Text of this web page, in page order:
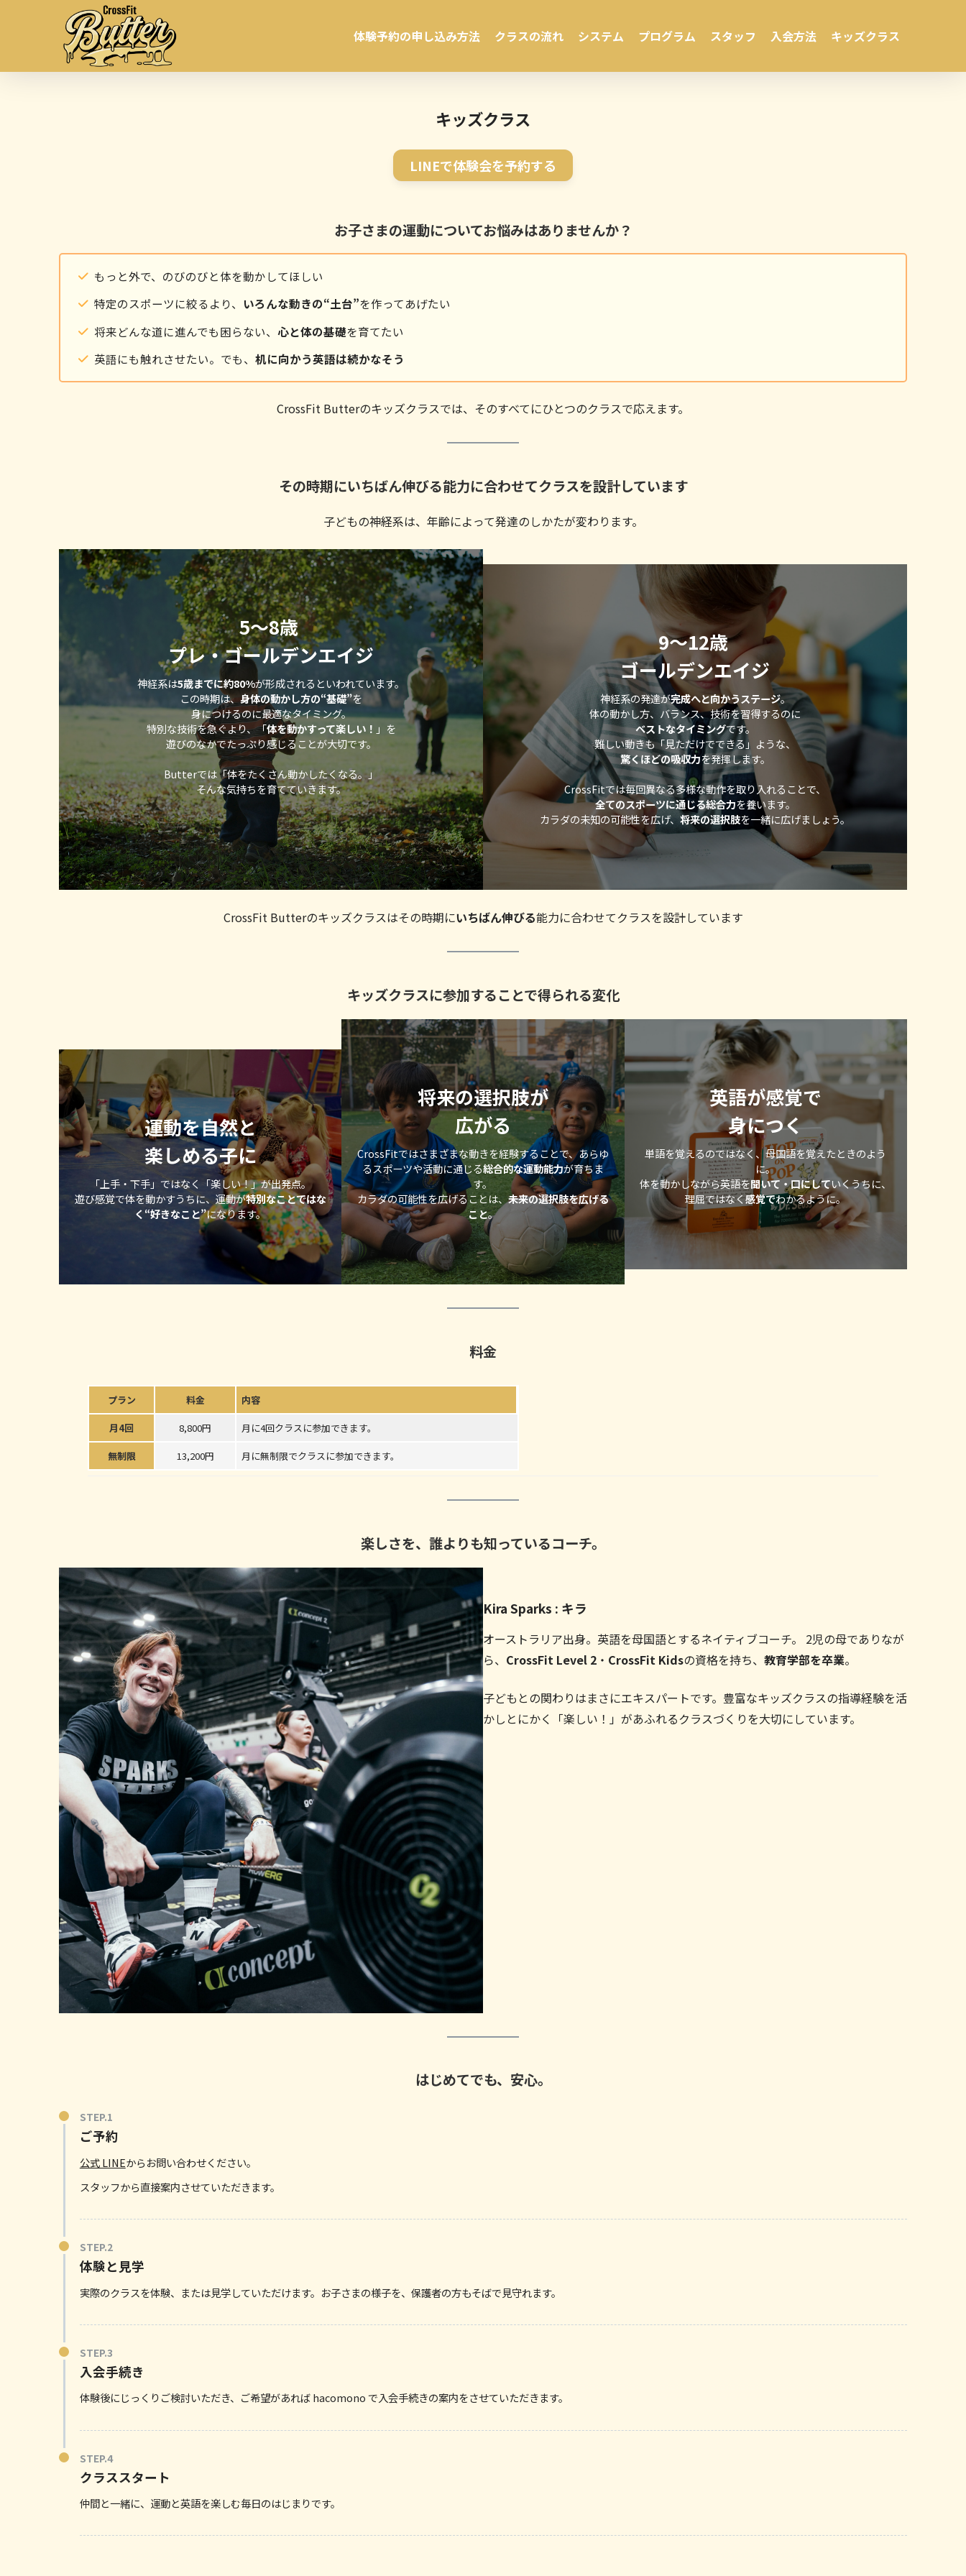
体験予約の申し込み方法 クラスの流れ システム プログラム スタッフ 入会方法 キッズクラス
キッズクラス
LINEで体験会を予約する
お子さまの運動についてお悩みはありませんか？
もっと外で、のびのびと体を動かしてほしい
特定のスポーツに絞るより、 いろんな動きの“土台”を作ってあげたい
将来どんな道に進んでも困らない、 心と体の基礎を育てたい
英語にも触れさせたい。でも、 机に向かう英語は続かなそう
CrossFit Butterのキッズクラスでは、そのすべてにひとつのクラスで応えます。
その時期にいちばん伸びる能力に合わせてクラスを設計しています
子どもの神経系は、年齢によって発達のしかたが変わります。
5〜8歳
プレ・ゴールデンエイジ
神経系は5歳までに約80%が形成されるといわれています。
この時期は、 身体の動かし方の“基礎”を
身につけるのに最適なタイミング。
特別な技術を急ぐより、「体を動かすって楽しい！ 」を
遊びのなかでたっぷり感じることが大切です。
Butterでは「体をたくさん動かしたくなる。」
そんな気持ちを育てていきます。
9〜12歳
ゴールデンエイジ
神経系の発達が完成へと向かうステージ。
体の動かし方、バランス、技術を習得するのに
ベストなタイミングです。
難しい動きも「見ただけでできる」ような、
驚くほどの吸収力を発揮します。
CrossFitでは毎回異なる多様な動作を取り入れることで、
全てのスポーツに通じる総合力を養います。
カラダの未知の可能性を広げ、将来の選択肢を一緒に広げましょう。
CrossFit Butterのキッズクラスはその時期にいちばん伸びる能力に合わせてクラスを設計しています
キッズクラスに参加することで得られる変化
運動を自然と
楽しめる子に
「上手・下手」ではなく「楽しい！」が出発点。
遊び感覚で体を動かすうちに、運動が特別なことではな
く“好きなこと”になります。
将来の選択肢が
広がる
CrossFitではさまざまな動きを経験することで、あらゆ
るスポーツや活動に通じる総合的な運動能力が育ちま
す。
カラダの可能性を広げることは、未来の選択肢を広げる
こと。
英語が感覚で
身につく
単語を覚えるのではなく、母国語を覚えたときのよう
に。
体を動かしながら英語を聞いて・口にしていくうちに、
理屈ではなく感覚でわかるように。
料金
プラン 料金 内容
月4回 8,800円 月に4回クラスに参加できます。
無制限 13,200円 月に無制限でクラスに参加できます。
楽しさを、誰よりも知っているコーチ。
Kira Sparks : キラ
オーストラリア出身。英語を母国語とするネイティブコーチ。 2児の母でありなが
ら、 CrossFit Level 2 ・ CrossFit Kidsの資格を持ち、 教育学部を卒業。
子どもとの関わりはまさにエキスパートです。豊富なキッズクラスの指導経験を活
かしとにかく「楽しい！」があふれるクラスづくりを大切にしています。
はじめてでも、安心。
ご予約
公式 LINEからお問い合わせください。
スタッフから直接案内させていただきます。
体験と見学
実際のクラスを体験、または見学していただけます。お子さまの様子を、保護者の方もそばで見守れます。
入会手続き
体験後にじっくりご検討いただき、ご希望があれば hacomono で入会手続きの案内をさせていただきます。
クラススタート
仲間と一緒に、運動と英語を楽しむ毎日のはじまりです。